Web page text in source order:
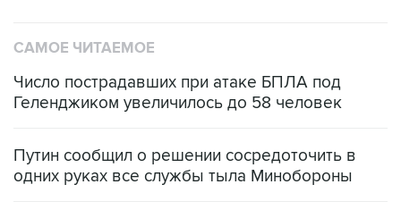
САМОЕ ЧИТАЕМОЕ
Число пострадавших при атаке БПЛА под
Геленджиком увеличилось до 58 человек
Путин сообщил о решении сосредоточить в
одних руках все службы тыла Минобороны